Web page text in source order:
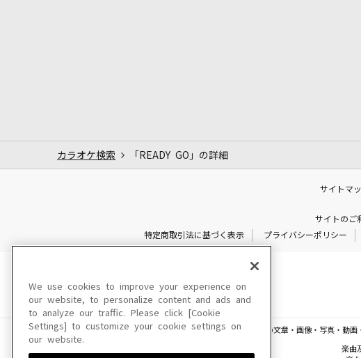
カラオケ検索 「READY GO」の詳細
サイトマ
サイトのご
特定商取引法に基づく表示
プライバシーポリシー
このサイトに掲載されている一切の文章・画像・写真・動
楽曲
We use cookies to improve your experience on
our website, to personalize content and ads and
to analyze our traffic. Please click [Cookie
Settings] to customize your cookie settings on
our website.